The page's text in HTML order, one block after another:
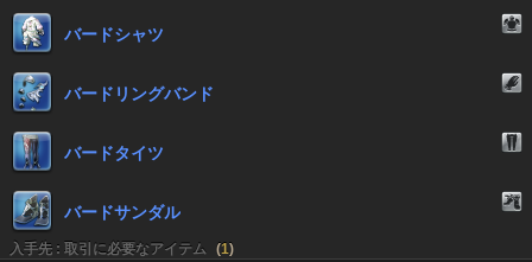
バードシャツ
バードリングバンド
バードタイツ
バードサンダル
入手先 : 取引に必要なアイテム (1)